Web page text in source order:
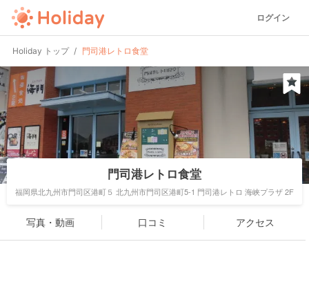
ログイン
Holiday トップ 門司港レトロ食堂
門司港レトロ食堂
福岡県北九州市門司区港町５ 北九州市門司区港町5-1 門司港レトロ 海峡プラザ 2F
写真・動画 口コミ アクセス